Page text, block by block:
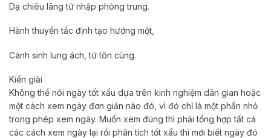
Dạ chiêu lãng tử nhập phòng trung.
Hành thuyền tắc định tạo hướng một,
Cánh sinh lung ách, tử tôn cùng.
Kiến giải
Không thể nói ngày tốt xấu dựa trên kinh nghiệm dân gian hoặc
một cách xem ngày đơn giản nào đó, vì đó chỉ là một phần nhỏ
trong phép xem ngày. Muốn xem đúng thì phải tổng hợp tất cả
các cách xem ngày lại rồi phân tích tốt xấu thì mới biết ngày đó